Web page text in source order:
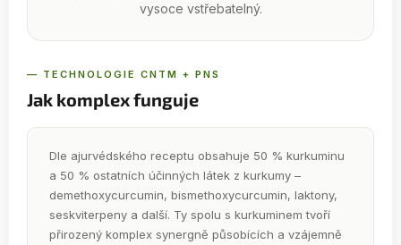
vysoce vstřebatelný.
— TECHNOLOGIE CNTM + PNS
Jak komplex funguje
Dle ajurvédského receptu obsahuje 50 % kurkuminu
a 50 % ostatních účinných látek z kurkumy –
demethoxycurcumin, bismethoxycurcumin, laktony,
seskviterpeny a další. Ty spolu s kurkuminem tvoří
přirozený komplex synergně působících a vzájemně